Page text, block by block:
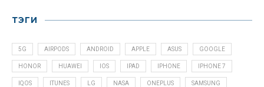
ТЭГИ
5G AIRPODS ANDROID APPLE ASUS GOOGLE
HONOR HUAWEI IOS IPAD IPHONE IPHONE 7
IQOS ITUNES LG NASA ONEPLUS SAMSUNG